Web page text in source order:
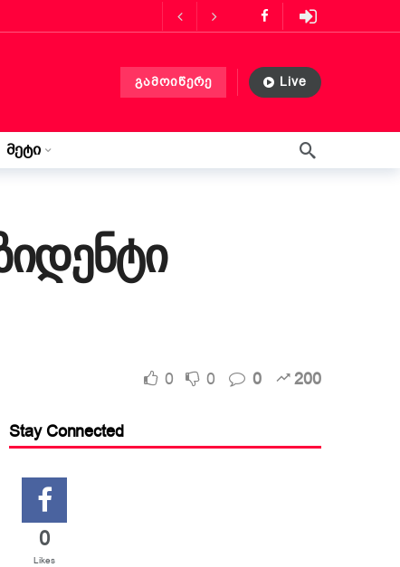
3 თვის წინ
წინ
ლილიდან
გამოიწერე Live
მეტი
0 0 0 200
Stay Connected
0
Likes